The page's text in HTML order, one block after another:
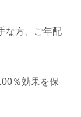
な方、ご年配
％効果を保